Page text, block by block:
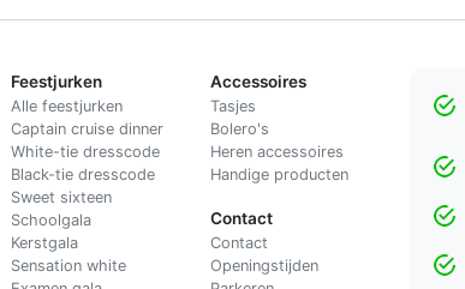
Feestjurken
Alle feestjurken
Captain cruise dinner
White-tie dresscode
Black-tie dresscode
Sweet sixteen
Schoolgala
Kerstgala
Sensation white
Accessoires
Tasjes
Bolero's
Heren accessoires
Handige producten
Contact
Contact
Openingstijden